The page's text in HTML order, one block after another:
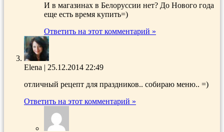
И в магазинах в Белоруссии нет? До Нового года
еще есть время купить=)
Ответить на этот комментарий »
Elena | 25.12.2014 22:49
отличный рецепт для праздников.. собираю меню.. =)
Ответить на этот комментарий »